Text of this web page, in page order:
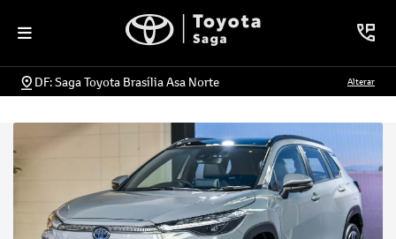
DF: Saga Toyota Brasília Asa Norte Alterar